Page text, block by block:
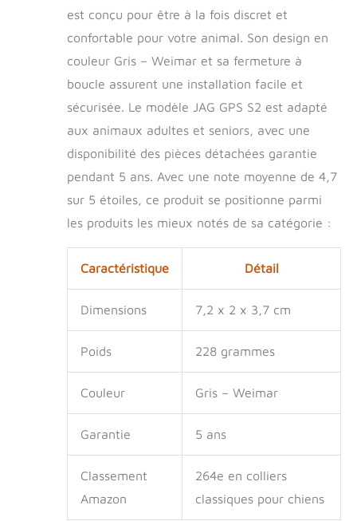
est conçu pour être à la fois discret et
confortable pour votre animal. Son design en
couleur Gris – Weimar et sa fermeture à
boucle assurent une installation facile et
sécurisée. Le modèle JAG GPS S2 est adapté
aux animaux adultes et seniors, avec une
disponibilité des pièces détachées garantie
pendant 5 ans. Avec une note moyenne de 4,7
sur 5 étoiles, ce produit se positionne parmi
les produits les mieux notés de sa catégorie :
Caractéristique Détail
Dimensions 7,2 x 2 x 3,7 cm
Poids 228 grammes
Couleur Gris – Weimar
Garantie 5 ans
Classement
Amazon
264e en colliers
classiques pour chiens